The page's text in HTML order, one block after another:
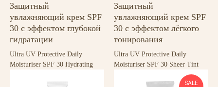
Защитный
увлажняющий крем SPF
30 с эффектом глубокой
гидратации
Ultra UV Protective Daily
Moisturiser SPF 30 Hydrating
Защитный
увлажняющий крем SPF
30 с эффектом лёгкого
тонирования
Ultra UV Protective Daily
Moisturiser SPF 30 Sheer Tint
SALE